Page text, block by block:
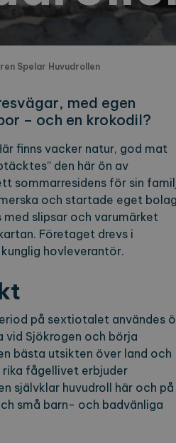
Spelar Huvudrollen
med egen
– och en krokodil?
finns vacker natur, god mat
den här ön av
sommarresidens för sin
och startade eget bolag
slipsar och varumärket
Företaget drevs i
hovleverantör.
på sextiotalet användes
vid Sjökrogen och börja
bästa utsikten över land och
fågellivet erbjuder
självklar huvudroll här och på
små barn- och badvänliga